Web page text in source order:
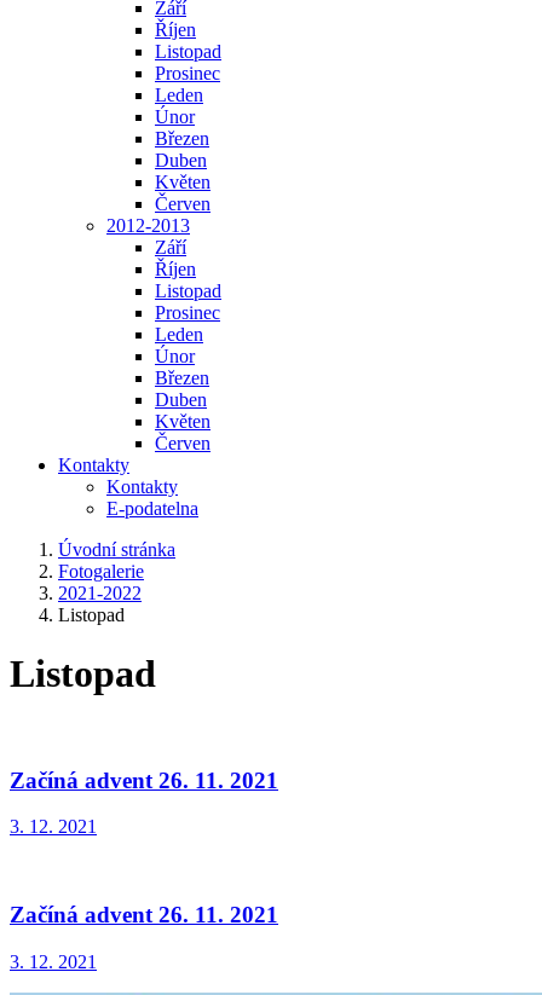
Září
Říjen
Listopad
Prosinec
Leden
Únor
Březen
Duben
Květen
Červen
2012-2013
Září
Říjen
Listopad
Prosinec
Leden
Únor
Březen
Duben
Květen
Červen
Kontakty
Kontakty
E-podatelna
Úvodní stránka
Fotogalerie
2021-2022
Listopad
Listopad
Začíná advent 26. 11. 2021
3. 12. 2021
Začíná advent 26. 11. 2021
3. 12. 2021